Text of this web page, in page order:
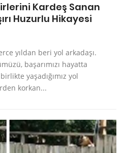
Kardeş Sanan
Huzurlu Hikayesi
yıldan beri yol arkadaşı.
başarımızı hayatta
yaşadığımız yol
korkan...